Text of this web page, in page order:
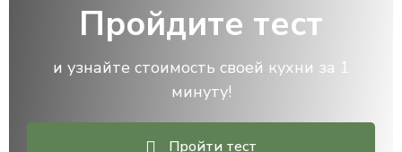
Пройдите тест
и узнайте стоимость своей кухни за 1
минуту!
Пройти тест